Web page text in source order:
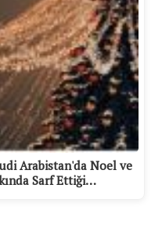
Arabistan'da Noel ve
Sarf Ettiği…